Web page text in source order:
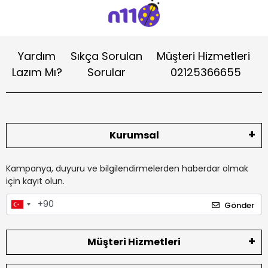
Yardım
Lazım Mı?
Sıkça Sorulan
Sorular
Müşteri Hizmetleri
02125366655
Kurumsal
Kampanya, duyuru ve bilgilendirmelerden haberdar olmak
için kayıt olun.
Gönder
Müşteri Hizmetleri